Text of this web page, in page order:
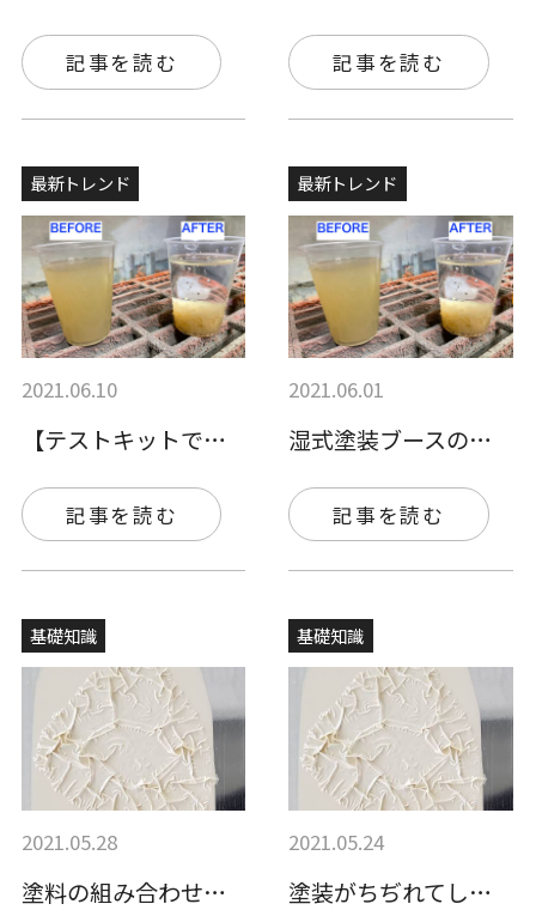
記事を読む 記事を読む
最新トレンド
2021.06.10
【テストキットで無料お試し可能】湿式塗装…
記事を読む
最新トレンド
2021.06.01
湿式塗装ブースの悪臭が気になる…それMD…
記事を読む
基礎知識
2021.05.28
塗料の組み合わせに注意をして塗装のちぢれ…
基礎知識
2021.05.24
塗装がちぢれてしまった...ちぢれ（リフ…